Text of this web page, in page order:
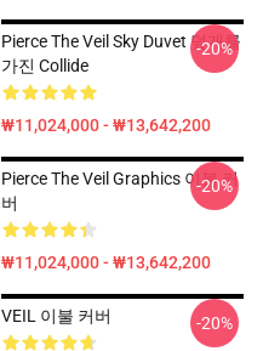
Pierce The Veil Sky Duvet 덮개를
가진 Collide
₩11,024,000 - ₩13,642,200
-20%
Pierce The Veil Graphics 이불 커
버
₩11,024,000 - ₩13,642,200
-20%
VEIL 이불 커버 -20%